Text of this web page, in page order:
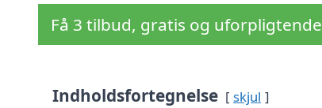
Få 3 tilbud, gratis og uforpligtende
Indholdsfortegnelse skjul